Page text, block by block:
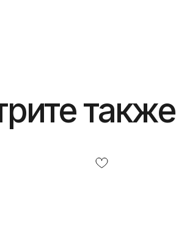
также